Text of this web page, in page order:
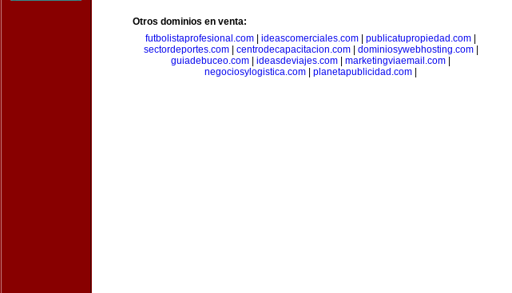
Otros dominios en venta:
futbolistaprofesional.com
ideascomerciales.com publicatupropiedad.com
sectordeportes.com| centrodecapacitacion.com| dominiosywebhosting.com|
guiadebuceo.com
ideasdeviajes.com marketingviaemail.com
negociosylogistica.com
planetapublicidad.com